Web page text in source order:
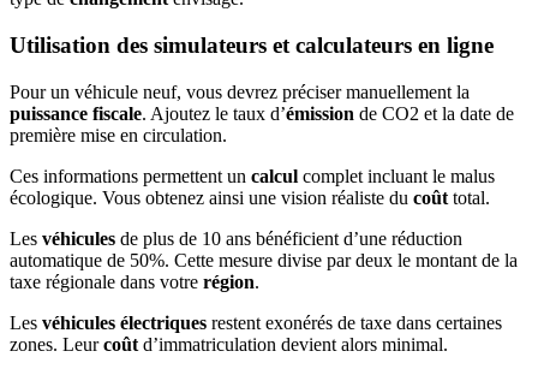
Utilisation des simulateurs et calculateurs en ligne
Pour un véhicule neuf, vous devrez préciser manuellement la
puissance fiscale. Ajoutez le taux d’émission de CO2 et la date de
première mise en circulation.
Ces informations permettent un calcul complet incluant le malus
écologique. Vous obtenez ainsi une vision réaliste du coût total.
Les véhicules de plus de 10 ans bénéficient d’une réduction
automatique de 50%. Cette mesure divise par deux le montant de la
taxe régionale dans votre région.
Les véhicules électriques restent exonérés de taxe dans certaines
zones. Leurcoût d’immatriculation devient alors minimal.